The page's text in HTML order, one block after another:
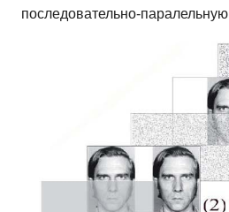
последовательно-паралельную